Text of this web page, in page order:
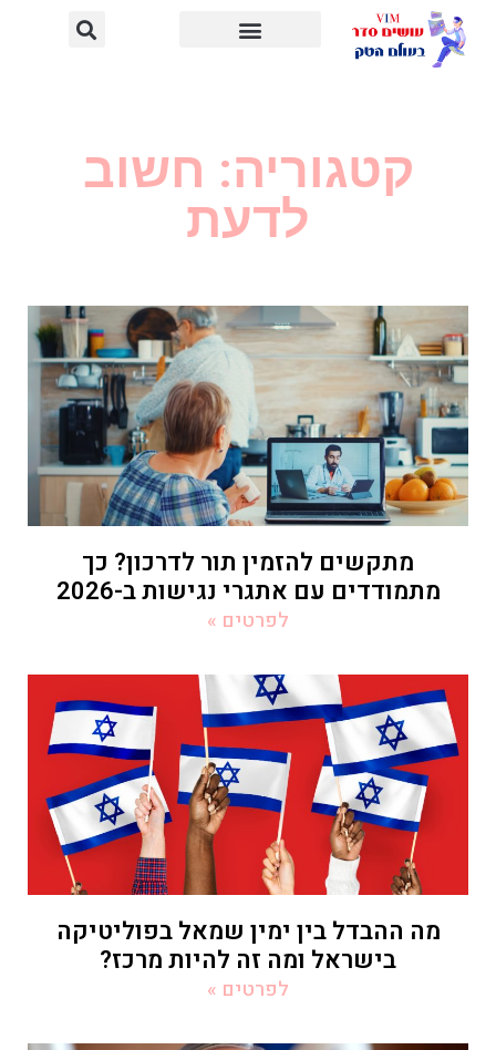
קטגוריה: חשוב
לדעת
מתקשים להזמין תור לדרכון? כך
מתמודדים עם אתגרי נגישות ב-2026
לפרטים »
מה ההבדל בין ימין שמאל בפוליטיקה
בישראל ומה זה להיות מרכז?
לפרטים »